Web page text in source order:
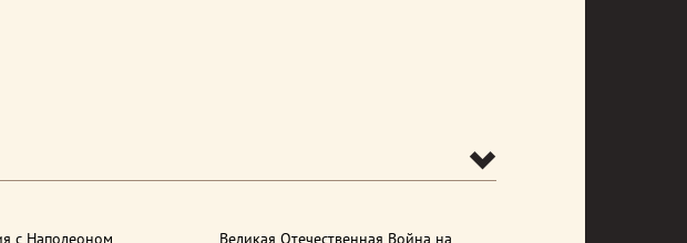
с Наполеоном
Великая Отечественная Война на